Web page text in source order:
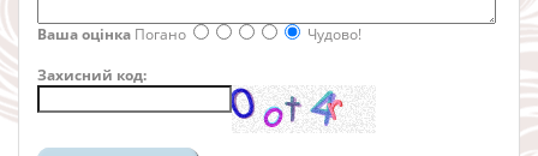
Ваша оцінка Погано
Чудово!
Захисний код: